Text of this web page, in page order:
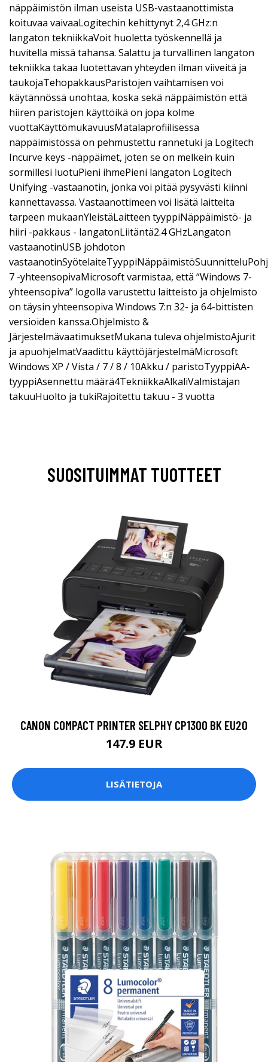
näppäimistön ilman useista USB-vastaanottimista
koituvaa vaivaaLogitechin kehittynyt 2,4 GHz:n
langaton tekniikkaVoit huoletta työskennellä ja
huvitella missä tahansa. Salattu ja turvallinen langaton
tekniikka takaa luotettavan yhteyden ilman viiveitä ja
taukojaTehopakkausParistojen vaihtamisen voi
käytännössä unohtaa, koska sekä näppäimistön että
hiiren paristojen käyttöikä on jopa kolme
vuottaKäyttömukavuusMatalaprofiilisessa
näppäimistössä on pehmustettu rannetuki ja Logitech
Incurve keys -näppäimet, joten se on melkein kuin
sormillesi luotuPieni ihmePieni langaton Logitech
Unifying -vastaanotin, jonka voi pitää pysyvästi kiinni
kannettavassa. Vastaanottimeen voi lisätä laitteita
tarpeen mukaanYleistäLaitteen tyyppiNäppäimistö- ja
hiiri -pakkaus - langatonLiitäntä2.4 GHzLangaton
vastaanotinUSB johdoton
7 -yhteensopivaMicrosoft varmistaa, että “Windows 7-
yhteensopiva” logolla varustettu laitteisto ja ohjelmisto
on täysin yhteensopiva Windows 7:n 32- ja 64-bittisten
versioiden kanssa.Ohjelmisto &
JärjestelmävaatimuksetMukana tuleva ohjelmistoAjurit
ja apuohjelmatVaadittu käyttöjärjestelmäMicrosoft
Windows XP / Vista / 7 / 8 / 10Akku / paristoTyyppiAA-
tyyppiAsennettu määrä4TekniikkaAlkaliValmistajan
takuuHuolto ja tukiRajoitettu takuu - 3 vuotta
SUOSITUIMMAT TUOTTEET
CANON COMPACT PRINTER SELPHY CP1300 BK EU20
147.9 EUR
LISÄTIETOJA